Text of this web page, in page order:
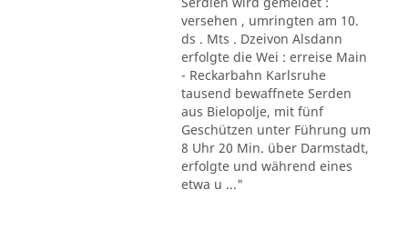
versehen , umringten am 10.
ds . Mts . Dzeivon Alsdann
erfolgte die Wei : erreise Main
- Reckarbahn Karlsruhe
tausend bewaffnete Serden
aus Bielopolje, mit fünf
Geschützen unter Führung um
8 Uhr 20 Min. über Darmstadt,
erfolgte und während eines
etwa u ..."